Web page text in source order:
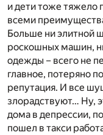
и дети тоже тяжело
всеми
Больше ни элитной
роскошных машин,
одежды – всего не
главное, потеряно
репутация. И все
злорадствуют… Ну,
дома в депрессии,
пошел в такси